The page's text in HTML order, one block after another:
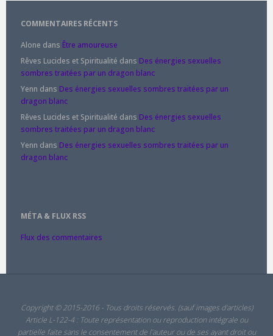
COMMENTAIRES RÉCENTS
Alone dans Être amoureuse
Rêves Lucides et Spiritualité dans Des énergies sexuelles
sombres traitées par un dragon blanc
Yenn dans Des énergies sexuelles sombres traitées par un
dragon blanc
Rêves Lucides et Spiritualité dans Des énergies sexuelles
sombres traitées par un dragon blanc
Yenn dans Des énergies sexuelles sombres traitées par un
dragon blanc
MÉTA & FLUX RSS
Flux des commentaires
Copyright © 2015-2016 - Tous droits réservés. (sauf images d'articles)
Article L-122-4 : Toute représentation ou reproduction intégrale ou
partielle faite sans le consentement de l'auteur ou de ses ayant droit ou